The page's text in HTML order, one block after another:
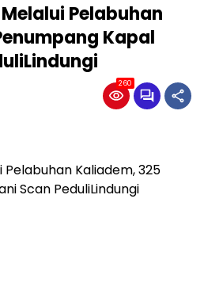
Pelabuhan
Kapal
260
Pelabuhan Kaliadem, 325
Scan PeduliLindungi